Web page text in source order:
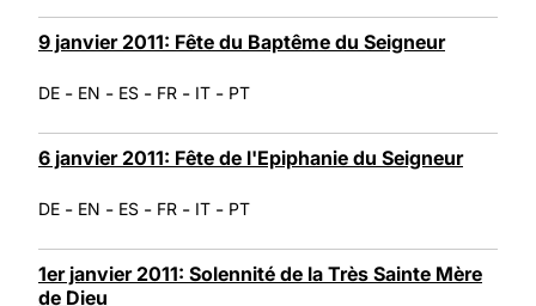
9 janvier 2011: Fête du Baptême du Seigneur
DE - EN - ES - FR - IT - PT
6 janvier 2011: Fête de l'Epiphanie du Seigneur
DE - EN - ES - FR - IT - PT
1er janvier 2011: Solennité de la Très Sainte Mère
de Dieu